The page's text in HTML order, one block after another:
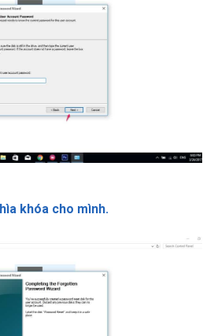
khóa cho mình.